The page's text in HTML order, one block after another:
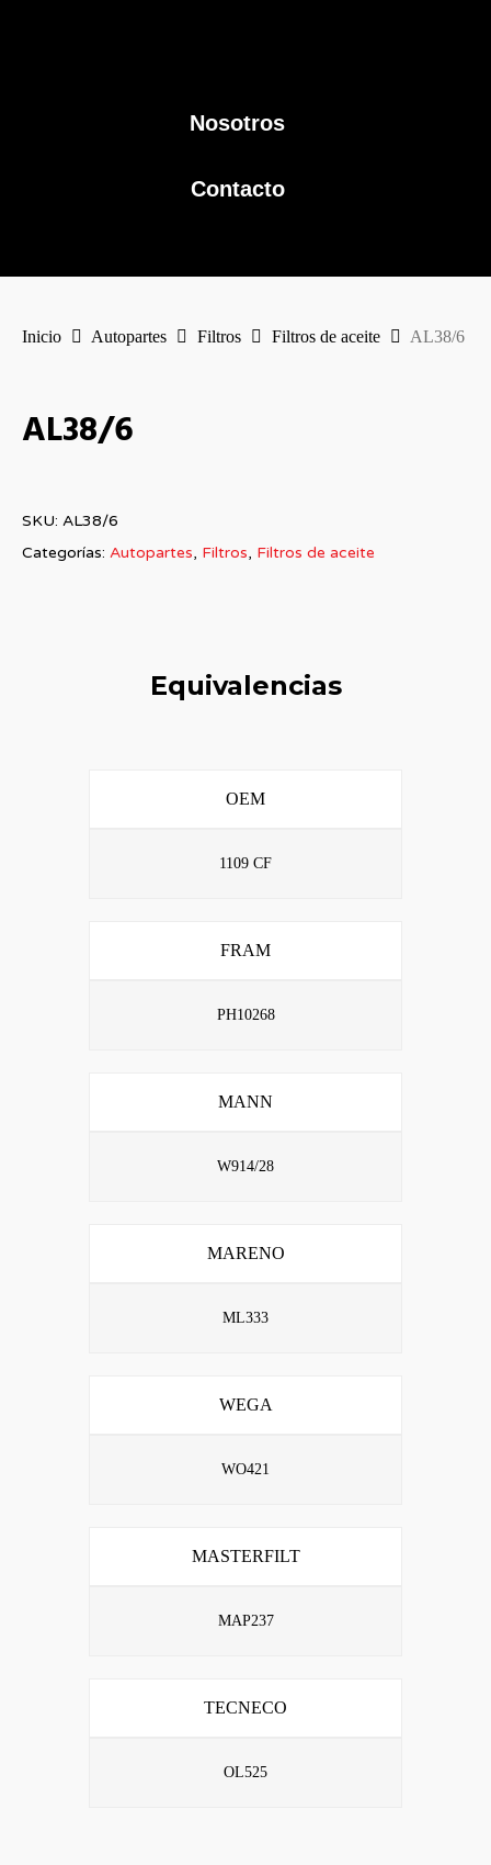
Nosotros
Contacto
Inicio Autopartes Filtros Filtros de aceite AL38/6
AL38/6
SKU: AL38/6
Categorías: Autopartes, Filtros, Filtros de aceite
Equivalencias
OEM
1109 CF
FRAM
PH10268
MANN
W914/28
MARENO
ML333
WEGA
WO421
MASTERFILT
MAP237
TECNECO
OL525